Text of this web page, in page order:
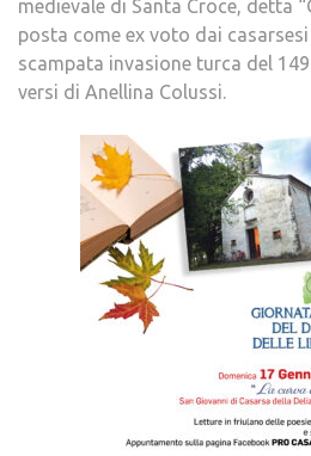
medievale di Santa Croce, detta
posta come ex voto dai casarsesi
scampata invasione turca del
versi di Anellina Colussi.